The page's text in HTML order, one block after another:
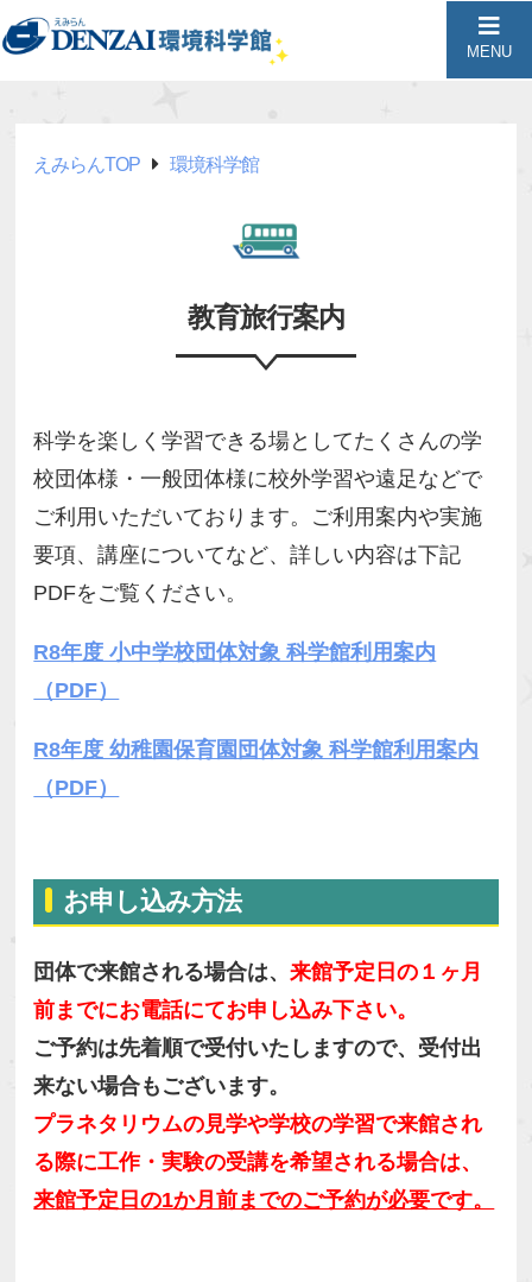
MENU
えみらんTOP 環境科学館
教育旅行案内
科学を楽しく学習できる場としてたくさんの学
校団体様・一般団体様に校外学習や遠足などで
ご利用いただいております。ご利用案内や実施
要項、講座についてなど、詳しい内容は下記
PDFをご覧ください。
R8年度 小中学校団体対象 科学館利用案内
（PDF）
R8年度 幼稚園保育園団体対象 科学館利用案内
（PDF）
お申し込み方法
団体で来館される場合は、来館予定日の１ヶ月
前までにお電話にてお申し込み下さい。
ご予約は先着順で受付いたしますので、受付出
来ない場合もございます。
プラネタリウムの見学や学校の学習で来館され
る際に工作・実験の受講を希望される場合は、
来館予定日の1か月前までのご予約が必要です。